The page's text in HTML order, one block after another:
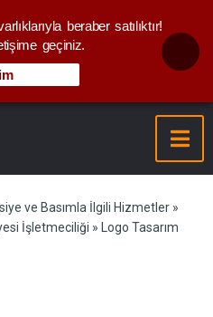
ve Basımla İlgili Hizmetler »
İşletmeciliği » Logo Tasarım
beraber satılıktır!
geçiniz.